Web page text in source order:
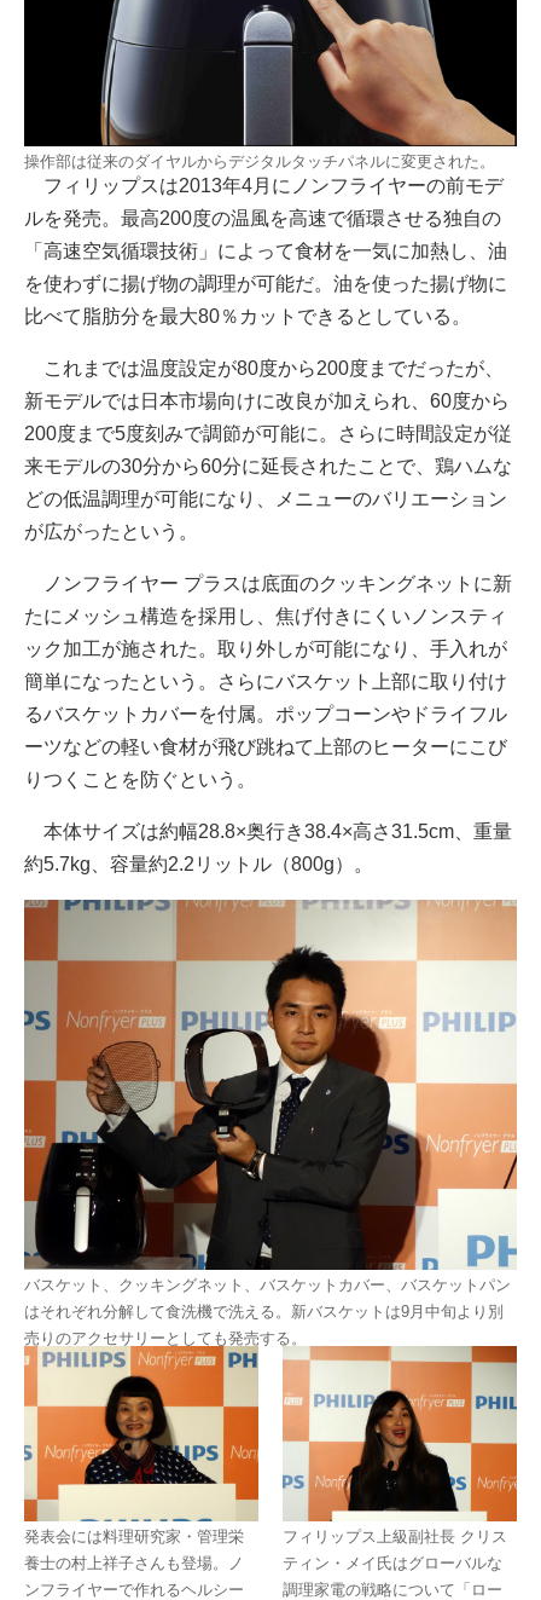
操作部は従来のダイヤルからデジタルタッチパネルに変更された。
フィリップスは2013年4月にノンフライヤーの前モデ
ルを発売。最高200度の温風を高速で循環させる独自の
「高速空気循環技術」によって食材を一気に加熱し、油
を使わずに揚げ物の調理が可能だ。油を使った揚げ物に
比べて脂肪分を最大80％カットできるとしている。
これまでは温度設定が80度から200度までだったが、
新モデルでは日本市場向けに改良が加えられ、60度から
200度まで5度刻みで調節が可能に。さらに時間設定が従
来モデルの30分から60分に延長されたことで、鶏ハムな
どの低温調理が可能になり、メニューのバリエーション
が広がったという。
ノンフライヤー プラスは底面のクッキングネットに新
たにメッシュ構造を採用し、焦げ付きにくいノンスティ
ック加工が施された。取り外しが可能になり、手入れが
簡単になったという。さらにバスケット上部に取り付け
るバスケットカバーを付属。ポップコーンやドライフル
ーツなどの軽い食材が飛び跳ねて上部のヒーターにこび
りつくことを防ぐという。
本体サイズは約幅28.8×奥行き38.4×高さ31.5cm、重量
約5.7kg、容量約2.2リットル（800g）。
バスケット、クッキングネット、バスケットカバー、バスケットパン
はそれぞれ分解して食洗機で洗える。新バスケットは9月中旬より別
売りのアクセサリーとしても発売する。
発表会には料理研究家・管理栄
養士の村上祥子さんも登場。ノ
ンフライヤーで作れるヘルシー
フィリップス上級副社長 クリス
ティン・メイ氏はグローバルな
調理家電の戦略について「ロー